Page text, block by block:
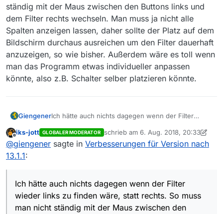
ständig mit der Maus zwischen den Buttons links und
dem Filter rechts wechseln. Man muss ja nicht alle
Spalten anzeigen lassen, daher sollte der Platz auf dem
Bildschirm durchaus ausreichen um den Filter dauerhaft
anzuzeigen, so wie bisher. Außerdem wäre es toll wenn
man das Programm etwas individueller anpassen
könnte, also z.B. Schalter selber platzieren könnte.
GiengenerIch hätte auch nichts dagegen wenn der Filter
man nicht ständig mit der Maus zwischen den
Buttons links und dem Filter rechts wechseln. Man
wie bisher. Außerdem wäre es toll wenn man das
Programm etwas individueller anpassen könnte,
also z.B. Schalter selber platzieren könnte.
Offline
iks-jott GLOBALER MODERATOR schrieb am 6. Aug. 2018, 20:33
zuletzt editiert von iks-jott8. Juni
@giengener sagte in Verbesserungen für Version nach
13.1.1:
Ich hätte auch nichts dagegen wenn der Filter
wieder links zu finden wäre, statt rechts. So muss
man nicht ständig mit der Maus zwischen den